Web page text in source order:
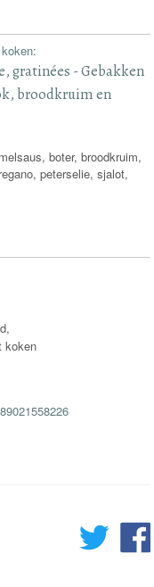
:
gratinées - Gebakken
broodkruim en
boter, broodkruim,
peterselie, sjalot,